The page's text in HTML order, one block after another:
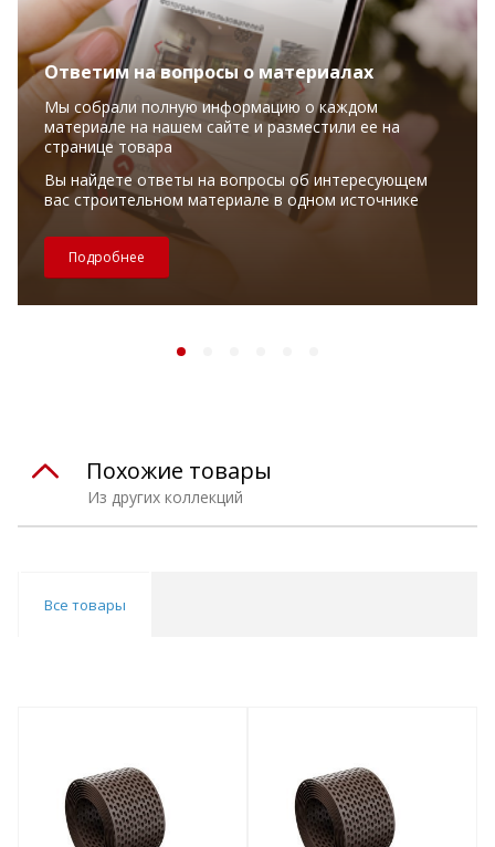
Ответим на вопросы о материалах
Мы собрали полную информацию о каждом
материале на нашем сайте и разместили ее на
странице товара
Вы найдете ответы на вопросы об интересующем
вас строительном материале в одном источнике
Подробнее
Из других коллекций
Похожие товары
Все товары